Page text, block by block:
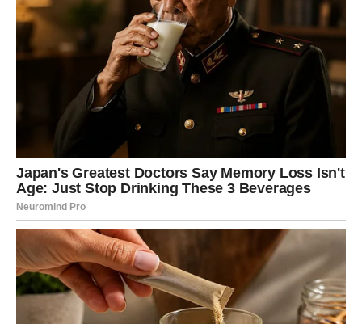
donesete važnu odluku vezanu za ljubav ili posao.
Mnogi Ovnovi će tokom juna upoznati osobu koja će ih
potpuno izbaciti iz ravnoteže. Taj susret neće ličiti ni na
šta što ste ranije doživeli. Biće dovoljno nekoliko
rečenica da osetite povezanost koja se retko događa.
Na poslovnom planu dolazi mogućnost za novi početak.
Finansijska situacija se postepeno popravlja, ali ćete
morati da budete mudri i da ne donosite impulsivne
odluke.
Bik
Bikovi ulaze u mesec u kojem će konačno početi da